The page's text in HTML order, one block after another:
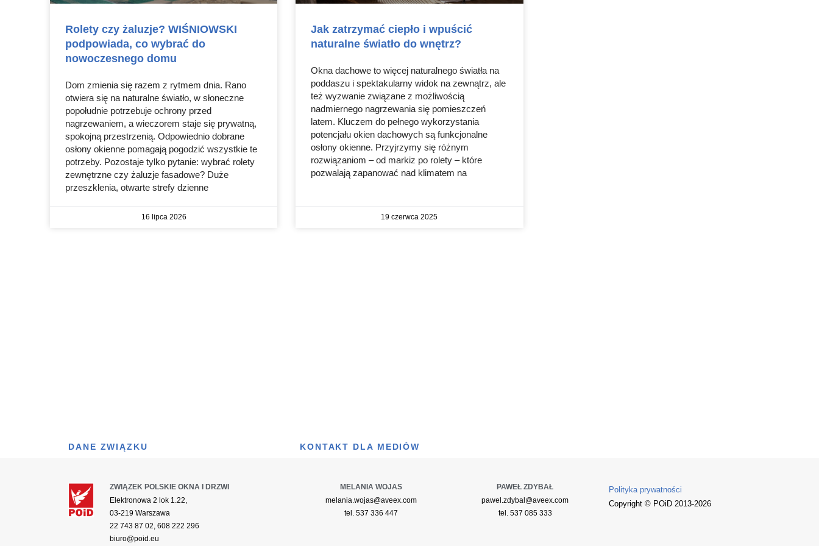
Rolety czy żaluzje? WIŚNIOWSKI
podpowiada, co wybrać do
nowoczesnego domu
Dom zmienia się razem z rytmem dnia. Rano
otwiera się na naturalne światło, w słoneczne
popołudnie potrzebuje ochrony przed
nagrzewaniem, a wieczorem staje się prywatną,
spokojną przestrzenią. Odpowiednio dobrane
osłony okienne pomagają pogodzić wszystkie te
potrzeby. Pozostaje tylko pytanie: wybrać rolety
zewnętrzne czy żaluzje fasadowe? Duże
przeszklenia, otwarte strefy dzienne
16 lipca 2026
Jak zatrzymać ciepło i wpuścić
naturalne światło do wnętrz?
Okna dachowe to więcej naturalnego światła na
poddaszu i spektakularny widok na zewnątrz, ale
też wyzwanie związane z możliwością
nadmiernego nagrzewania się pomieszczeń
latem. Kluczem do pełnego wykorzystania
potencjału okien dachowych są funkcjonalne
osłony okienne. Przyjrzymy się różnym
rozwiązaniom – od markiz po rolety – które
pozwalają zapanować nad klimatem na
19 czerwca 2025
DANE ZWIĄZKU KONTAKT DLA MEDIÓW
ZWIĄZEK POLSKIE OKNA I DRZWI
Elektronowa 2 lok 1.22,
03-219 Warszawa
22 743 87 02, 608 222 296
biuro@poid.eu
MELANIA WOJAS
melania.wojas@aveex.com
tel. 537 336 447
PAWEŁ ZDYBAŁ
pawel.zdybal@aveex.com
tel. 537 085 333
Polityka prywatności
Copyright © POiD 2013-2026